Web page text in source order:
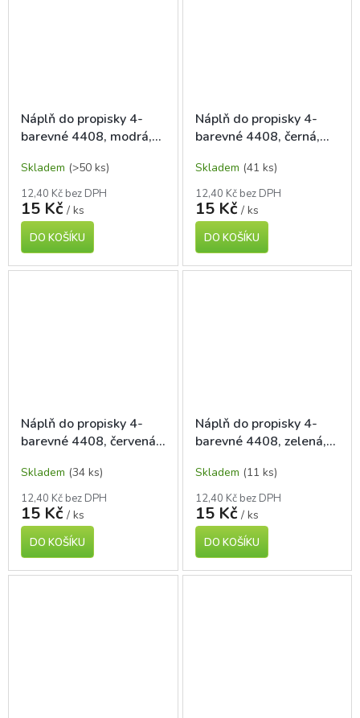
Náplň do propisky 4-
barevné 4408, modrá,
Skladem (>50 ks)
12,40 Kč bez DPH
15 Kč / ks
DO KOŠÍKU
Náplň do propisky 4-
barevné 4408, černá,
Skladem (41 ks)
12,40 Kč bez DPH
15 Kč / ks
DO KOŠÍKU
Náplň do propisky 4-
barevné 4408, červená,
Skladem (34 ks)
12,40 Kč bez DPH
15 Kč / ks
DO KOŠÍKU
Náplň do propisky 4-
barevné 4408, zelená,
Skladem (11 ks)
12,40 Kč bez DPH
15 Kč / ks
DO KOŠÍKU